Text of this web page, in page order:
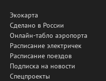
Экокарта
Сделано в России
Онлайн-табло аэропорта
Расписание электричек
Расписание поездов
Подписка на новости
Спецпроекты